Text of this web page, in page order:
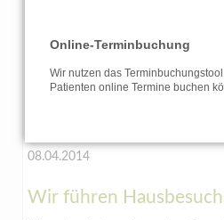
Dr.
Flex
Behandlung bei Bedarf auch unter
08.04.2014
Wir führen
Online-Terminbuchung
Wir nutzen das
Patienten online Termine buchen